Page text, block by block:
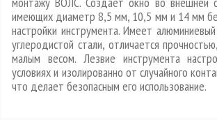
имеющих диаметр 8,5 мм, 10,5 мм и 14 мм
настройки инструмента. Имеет
углеродистой стали, отличается
малым весом. Лезвие инструмента
условиях и изолированно от случайного
что делает безопасным его использование.